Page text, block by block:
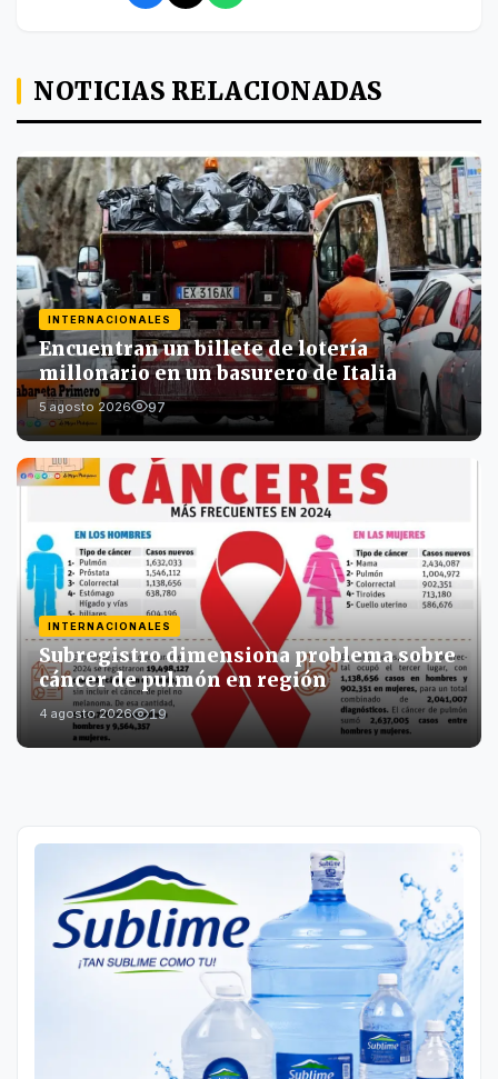
NOTICIAS RELACIONADAS
INTERNACIONALES
Encuentran un billete de lotería
millonario en un basurero de Italia
5 agosto 2026 97
INTERNACIONALES
Subregistro dimensiona problema sobre
cáncer de pulmón en región
4 agosto 2026 19